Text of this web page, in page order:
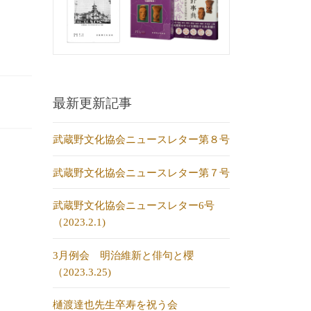
最新更新記事
武蔵野文化協会ニュースレター第８号
武蔵野文化協会ニュースレター第７号
武蔵野文化協会ニュースレター6号
（2023.2.1)
3月例会 明治維新と俳句と櫻
（2023.3.25)
樋渡達也先生卒寿を祝う会